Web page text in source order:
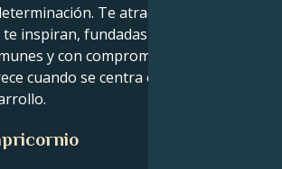
Te atraen las relaciones
inspiran, fundadas en ideales
y con compromisos poderosos.
cuando se centra en el respeto